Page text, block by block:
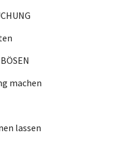
machen
lassen